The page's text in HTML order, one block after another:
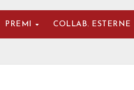
PREMI COLLAB. ESTERNE